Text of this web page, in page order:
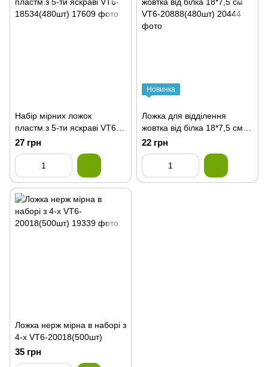
Набір мірних ложок
пластм.з 5-ти яскраві VT6-
18534(480шт)
27 грн
Новинка
Ложка для відділення
жовтка від білка 18*7,5 см
VT6-20888(480шт)
22 грн
Ложка нерж мірна в наборі з
4-х VT6-20018(500шт)
35 грн